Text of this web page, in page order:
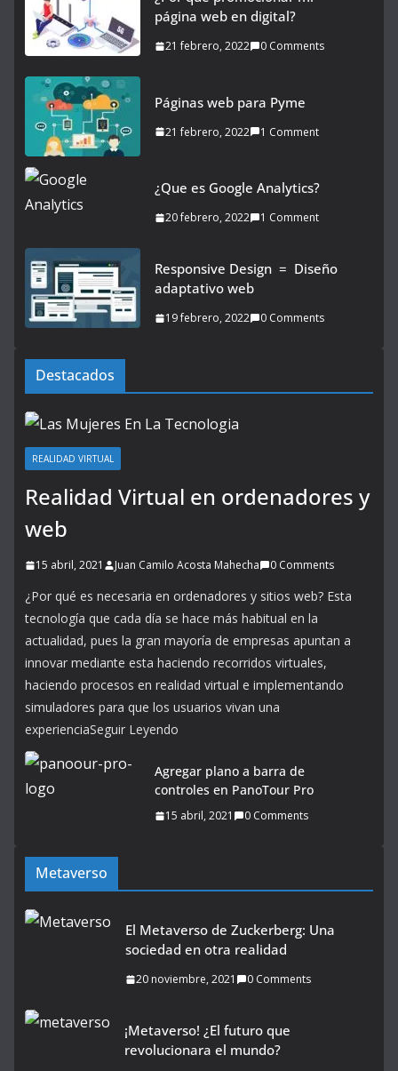
página web en digital?
21 febrero, 2022 0 Comments
Páginas web para Pyme
21 febrero, 2022 1 Comment
¿Que es Google Analytics?
20 febrero, 2022 1 Comment
Responsive Design = Diseño
adaptativo web
19 febrero, 2022 0 Comments
Destacados
REALIDAD VIRTUAL
Realidad Virtual en ordenadores y
web
15 abril, 2021 Juan Camilo Acosta Mahecha 0 Comments
¿Por qué es necesaria en ordenadores y sitios web? Esta
tecnología que cada día se hace más habitual en la
actualidad, pues la gran mayoría de empresas apuntan a
innovar mediante esta haciendo recorridos virtuales,
haciendo procesos en realidad virtual e implementando
simuladores para que los usuarios vivan una
experienciaSeguir Leyendo
Agregar plano a barra de
controles en PanoTour Pro
15 abril, 2021 0 Comments
Metaverso
El Metaverso de Zuckerberg: Una
sociedad en otra realidad
20 noviembre, 2021 0 Comments
¡Metaverso! ¿El futuro que
revolucionara el mundo?